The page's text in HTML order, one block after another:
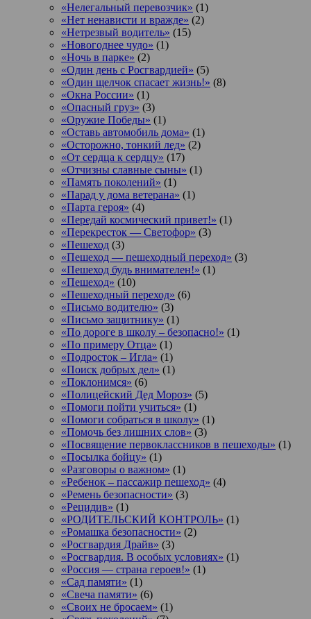
«Нелегальный перевозчик» (1)
«Нет ненависти и вражде» (2)
«Нетрезвый водитель» (15)
«Новогоднее чудо» (1)
«Ночь в парке» (2)
«Один день с Росгвардией» (5)
«Один щелчок спасает жизнь!» (8)
«Окна России» (1)
«Опасный груз» (3)
«Оружие Победы» (1)
«Оставь автомобиль дома» (1)
«Осторожно, тонкий лед» (2)
«От сердца к сердцу» (17)
«Отчизны славные сыны» (1)
«Память поколений» (1)
«Парад у дома ветерана» (1)
«Парта героя» (4)
«Передай космический привет!» (1)
«Перекресток — Светофор» (3)
«Пешеход (3)
«Пешеход — пешеходный переход» (3)
«Пешеход будь внимателен!» (1)
«Пешеход» (10)
«Пешеходный переход» (6)
«Письмо водителю» (3)
«Письмо защитнику» (1)
«По дороге в школу – безопасно!» (1)
«По примеру Отца» (1)
«Подросток ‒ Игла» (1)
«Поиск добрых дел» (1)
«Поклонимся» (6)
«Полицейский Дед Мороз» (5)
«Помоги пойти учиться» (1)
«Помоги собраться в школу» (1)
«Помочь без лишних слов» (3)
«Посвящение первоклассников в пешеходы» (1)
«Посылка бойцу» (1)
«Разговоры о важном» (1)
«Ребенок – пассажир пешеход» (4)
«Ремень безопасности» (3)
«Рецидив» (1)
«РОДИТЕЛЬСКИЙ КОНТРОЛЬ» (1)
«Ромашка безопасности» (2)
«Росгвардия Драйв» (3)
«Росгвардия. В особых условиях» (1)
«Россия — страна героев!» (1)
«Сад памяти» (1)
«Свеча памяти» (6)
«Своих не бросаем» (1)